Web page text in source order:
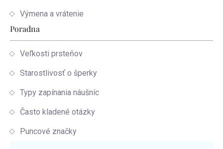
Výmena a vrátenie
Poradna
Veľkosti prsteňov
Starostlivosť o šperky
Typy zapínania náušníc
Často kladené otázky
Puncové značky